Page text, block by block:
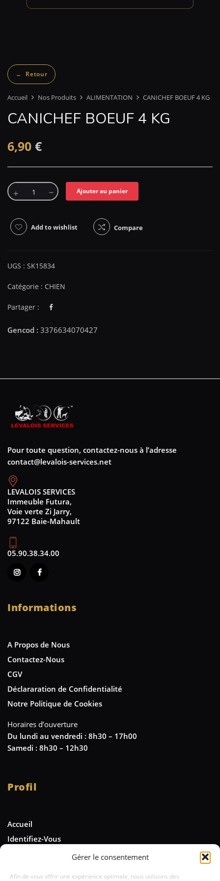
Gérer le consentement
Afin de vous offrir une expérience optimale, nous utilisons des
Accueil Nos Produits ALIMENTATION CANICHEF BOEUF 4 KG
CANICHEF BOEUF 4 KG
6,90 €
Ajouter au panier
Add to wishlist Compare
UGS : SK15834
Catégorie : CHIEN
Partager :
Pour toute question, contactez-nous à l’adresse
contact@levalois-services.net
LEVALOIS SERVICES
Immeuble Futura,
Voie verte Zi Jarry,
97122 Baie-Mahault
05.90.38.34.00
Informations
A Propos de Nous
Contactez-Nous
CGV
Déclararation de Confidentialité
Notre Politique de Cookies
Horaires d’ouverture
Du lundi au vendredi : 8h30 – 17h00
Samedi : 8h30 – 12h30
Profil
Accueil
Identifiez-Vous
Newsletter